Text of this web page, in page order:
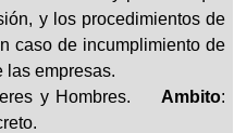
y los procedimientos de
caso de incumplimiento de
las empresas.
y Hombres. Ambito: